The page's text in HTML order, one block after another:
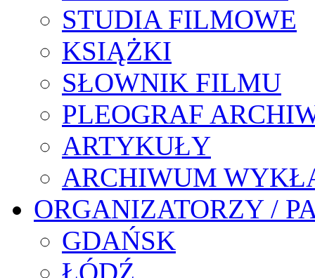
STUDIA FILMOWE
KSIĄŻKI
SŁOWNIK FILMU
PLEOGRAF
ARTYKUŁY
ARCHIWUM
ORGANIZATORZY /
GDAŃSK
ŁÓDŹ